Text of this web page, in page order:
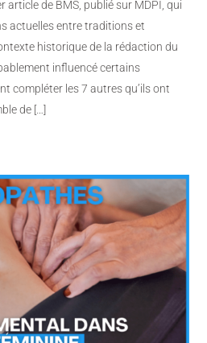
article de BMS, publié sur MDPI, qui
actuelles entre traditions et
historique de la rédaction du
influencé certains
compléter les 7 autres qu’ils ont
de […]